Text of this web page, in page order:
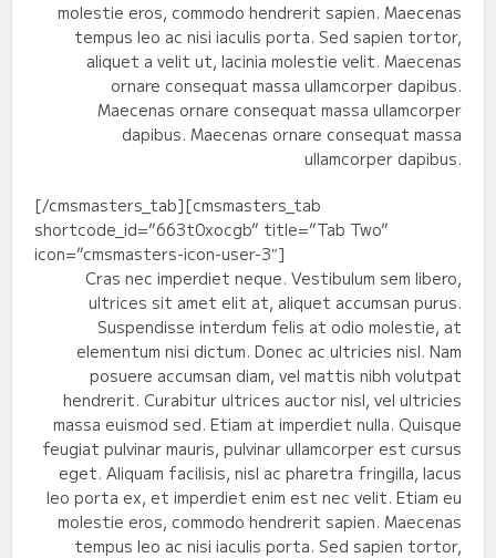
molestie eros, commodo hendrerit sapien. Maecenas
tempus leo ac nisi iaculis porta. Sed sapien tortor,
aliquet a velit ut, lacinia molestie velit. Maecenas
ornare consequat massa ullamcorper dapibus.
Maecenas ornare consequat massa ullamcorper
dapibus. Maecenas ornare consequat massa
ullamcorper dapibus.
[/cmsmasters_tab][cmsmasters_tab
shortcode_id=”663t0xocgb” title=”Tab Two”
icon=”cmsmasters-icon-user-3″]
Cras nec imperdiet neque. Vestibulum sem libero,
ultrices sit amet elit at, aliquet accumsan purus.
Suspendisse interdum felis at odio molestie, at
elementum nisi dictum. Donec ac ultricies nisl. Nam
posuere accumsan diam, vel mattis nibh volutpat
hendrerit. Curabitur ultrices auctor nisl, vel ultricies
massa euismod sed. Etiam at imperdiet nulla. Quisque
feugiat pulvinar mauris, pulvinar ullamcorper est cursus
eget. Aliquam facilisis, nisl ac pharetra fringilla, lacus
leo porta ex, et imperdiet enim est nec velit. Etiam eu
molestie eros, commodo hendrerit sapien. Maecenas
tempus leo ac nisi iaculis porta. Sed sapien tortor,